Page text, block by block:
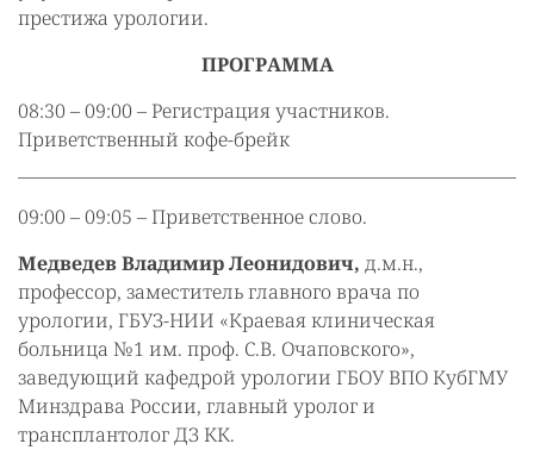
престижа урологии.
ПРОГРАММА
08:30 – 09:00 – Регистрация участников.
Приветственный кофе-брейк
09:00 – 09:05 – Приветственное слово.
Медведев Владимир Леонидович, д.м.н.,
профессор, заместитель главного врача по
урологии, ГБУЗ-НИИ «Краевая клиническая
больница №1 им. проф. С.В. Очаповского»,
заведующий кафедрой урологии ГБОУ ВПО КубГМУ
Минздрава России, главный уролог и
трансплантолог ДЗ КК.